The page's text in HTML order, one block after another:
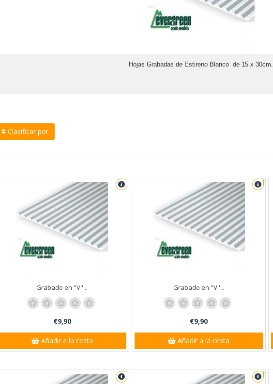
Hojas Grabadas de Estireno Blanco de 15 x 30cm.
Clasificar por
Grabado en ''V''...
€9,90
Añadir a la cesta
Grabado en ''V''...
€9,90
Añadir a la cesta